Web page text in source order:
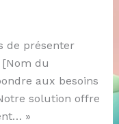
de présenter
du
aux besoins
solution offre
»